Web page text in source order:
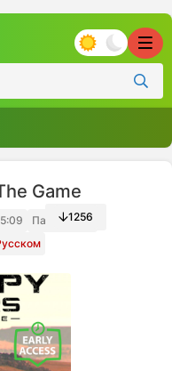
Game
Папка игры
1256